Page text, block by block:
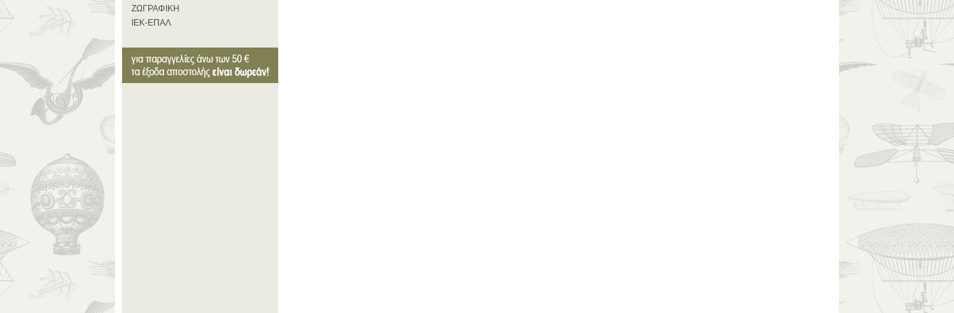
ΖΩΓΡΑΦΙΚΗ
ΙΕΚ-ΕΠΑΛ